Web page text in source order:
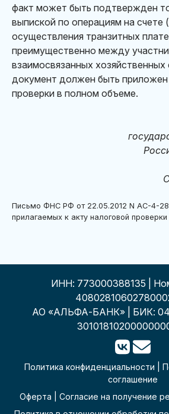
факт может быть подтвержден
выпиской по операциям на счете
осуществления транзитных
преимущественно между
взаимосвязанных хозяйственных
документ должен быть приложен
проверки в полном объеме.
Письмо ФНС РФ от 22.05.2012 N АС-4-
прилагаемых к акту налоговой проверки
ИНН: 773000388135 |
АО «АЛЬФА-БАНК» | БИК:
Политика конфиденциальности
соглашение
Оферта
Согласие на получение